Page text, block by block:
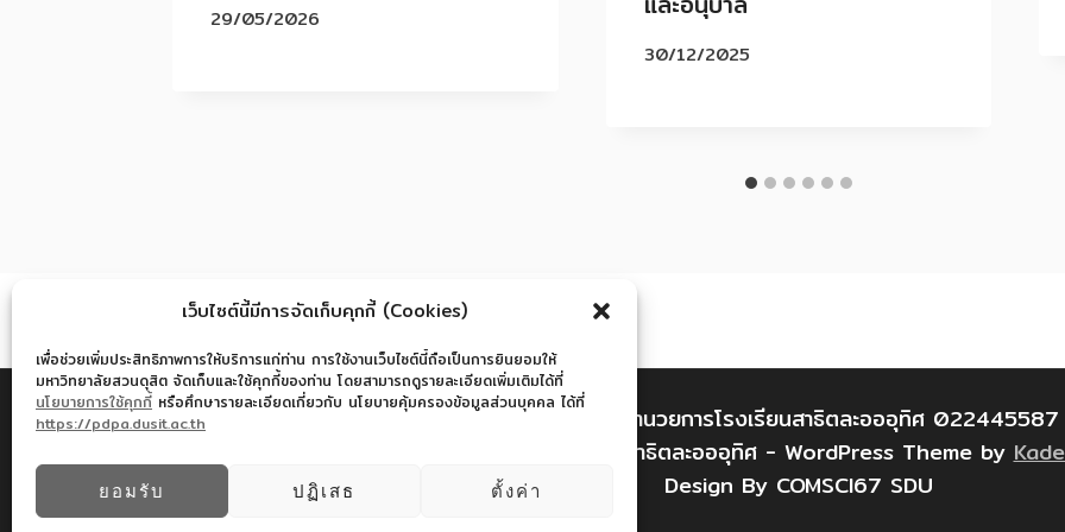
เว็บไซต์นี้มีการจัดเก็บคุกกี้ (Cookies)
เพื่อช่วยเพิ่มประสิทธิภาพการให้บริการแก่ท่าน การใช้งานเว็บไซต์นี้ถือเป็นการยินยอมให้
มหาวิทยาลัยสวนดุสิต จัดเก็บและใช้คุกกี้ของท่าน โดยสามารถดูรายละเอียดเพิ่มเติมได้ที่
นโยบายการใช้คุกกี้ หรือศึกษารายละเอียดเกี่ยวกับ นโยบายคุ้มครองข้อมูลส่วนบุคคล ได้ที่
https://pdpa.dusit.ac.th
ยอมรับ ปฏิเสธ ตั้งค่า
29/05/2026
30/12/2025
สำนักงานอำนวยการโรงเรียนสาธิตละอออุทิศ 022445587
© 2026 โรงเรียนสาธิตละอออุทิศ - WordPress Theme by
Design By COMSCI67 SDU